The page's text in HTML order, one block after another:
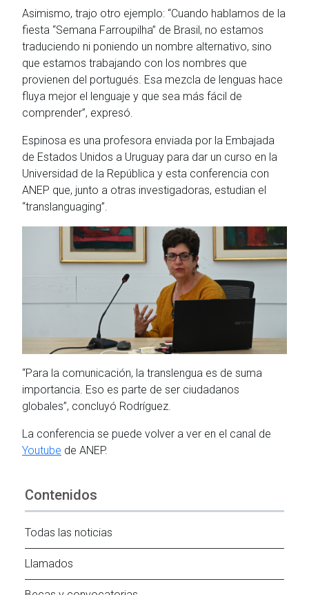
Asimismo, trajo otro ejemplo: “Cuando hablamos de la
fiesta “Semana Farroupilha” de Brasil, no estamos
traduciendo ni poniendo un nombre alternativo, sino
que estamos trabajando con los nombres que
provienen del portugués. Esa mezcla de lenguas hace
fluya mejor el lenguaje y que sea más fácil de
comprender”, expresó.
Espinosa es una profesora enviada por la Embajada
de Estados Unidos a Uruguay para dar un curso en la
Universidad de la República y esta conferencia con
ANEP que, junto a otras investigadoras, estudian el
“translanguaging”.
“Para la comunicación, la translengua es de suma
importancia. Eso es parte de ser ciudadanos
globales”, concluyó Rodríguez.
La conferencia se puede volver a ver en el canal de
Youtube de ANEP.
Contenidos
Todas las noticias
Llamados